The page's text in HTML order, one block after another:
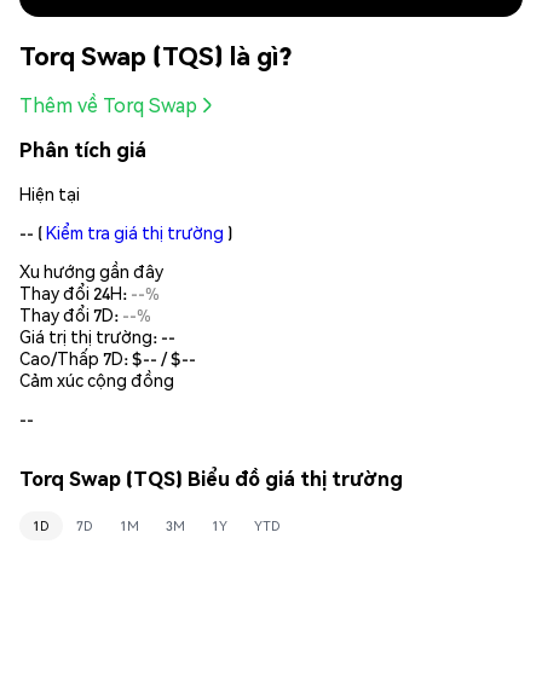
Torq Swap (TQS) là gì?
Thêm về Torq Swap
Phân tích giá
Hiện tại
-- (Kiểm tra giá thị trường )
Xu hướng gần đây
Thay đổi 24H: --%
Thay đổi 7D: --%
Giá trị thị trường: --
Cao/Thấp 7D: $-- / $--
Cảm xúc cộng đồng
--
Torq Swap (TQS) Biểu đồ giá thị trường
1D 7D 1M 3M 1Y YTD